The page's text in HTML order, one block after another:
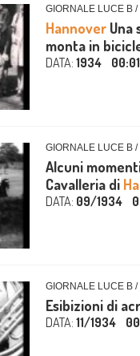
GIORNALE LUCE B
Hannover Una
monta in
DATA: 1934
GIORNALE LUCE B
Alcuni
Cavalleria di
DATA: 09/1934
GIORNALE LUCE B
Esibizioni di
DATA: 11/1934